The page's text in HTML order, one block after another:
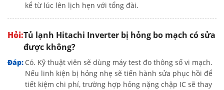
kể từ lúc lên lịch hẹn với tổng đài.
Tủ lạnh Hitachi Inverter bị hỏng bo mạch có sửa
được không?
Có. Kỹ thuật viên sẽ dùng máy test đo thông số vi mạch.
Nếu linh kiện bị hỏng nhẹ sẽ tiến hành sửa phục hồi để
tiết kiệm chi phí, trường hợp hỏng nặng chập IC sẽ thay